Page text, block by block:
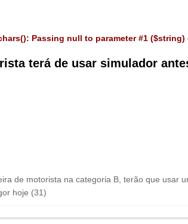
Passing null to parameter #1
terá de usar simulador
de motorista na categoria B, terão que
hoje (31)